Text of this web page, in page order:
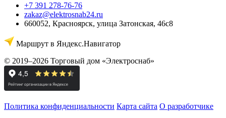
+7 391 278-76-76
zakaz@elektrosnab24.ru
660052, Красноярск, улица Затонская, 46с8
Маршрут в Яндекс.Навигатор
© 2019–2026 Торговый дом «Электроснаб»
Политика конфиденциальности Карта сайта О разработчике